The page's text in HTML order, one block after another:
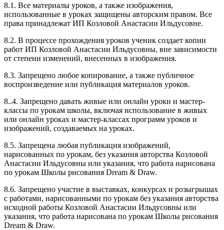
8.1. Все материалы уроков, а также изображения,
использованные в уроках защищены авторским правом. Все
права принадлежат ИП Козловой Анастасии Ильдусовне.
8.2. В процессе прохождения уроков ученик создает копии
работ ИП Козловой Анастасии Ильдусовны, вне зависимости
от степени изменений, внесенных в изображения.
8.3. Запрещено любое копирование, а также публичное
воспроизведение или публикация материалов уроков.
8..4. Запрещено давать живые или онлайн уроки и мастер-
классы по урокам школы, включая использование в живых
или онлайн уроках и мастер-классах программ уроков и
изображений, создаваемых на уроках.
8.5. Запрещена любая публикация изображений,
нарисованных по урокам, без указания авторства Козловой
Анастасии Ильдусовны или указания, что работа нарисована
по урокам Школы рисования Dream & Draw.
8.6. Запрещено участие в выставках, конкурсах и розыгрышах
с работами, нарисованными по урокам без указания авторства
исходной работы Козловой Анастасии Ильдусовны или
указания, что работа нарисована по урокам Школы рисования
Dream & Draw.